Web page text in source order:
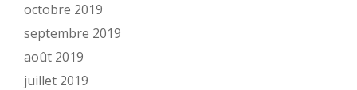
octobre 2019
septembre 2019
août 2019
juillet 2019